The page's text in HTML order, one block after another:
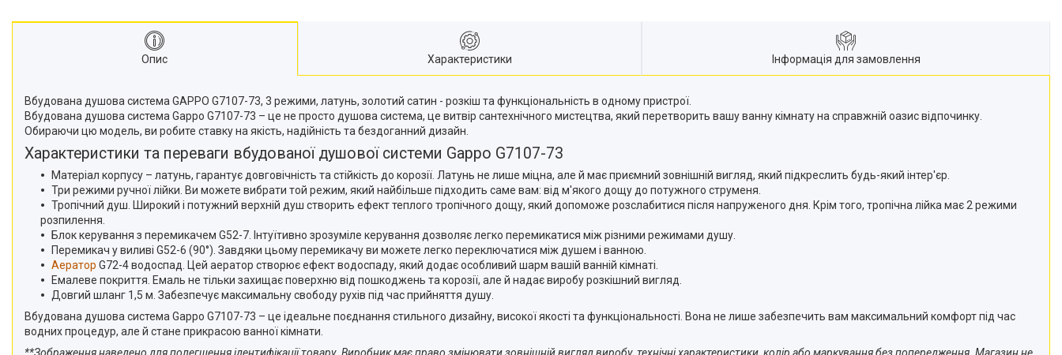
Опис Характеристики Інформація для замовлення
Вбудована душова система GAPPO G7107-73, 3 режими, латунь, золотий сатин - розкіш та функціональність в одному пристрої.
Вбудована душова система Gappo G7107-73 – це не просто душова система, це витвір сантехнічного мистецтва, який перетворить вашу ванну кімнату на справжній оазис відпочинку.
Обираючи цю модель, ви робите ставку на якість, надійність та бездоганний дизайн.
Характеристики та переваги вбудованої душової системи Gappo G7107-73
Матеріал корпусу – латунь, гарантує довговічність та стійкість до корозії. Латунь не лише міцна, але й має приємний зовнішній вигляд, який підкреслить будь-який інтер'єр.
Три режими ручної лійки. Ви можете вибрати той режим, який найбільше підходить саме вам: від м'якого дощу до потужного струменя.
Тропічний душ. Широкий і потужний верхній душ створить ефект теплого тропічного дощу, який допоможе розслабитися після напруженого дня. Крім того, тропічна лійка має 2 режими
розпилення.
Блок керування з перемикачем G52-7. Інтуїтивно зрозуміле керування дозволяє легко перемикатися між різними режимами душу.
Перемикач у виливі G52-6 (90°). Завдяки цьому перемикачу ви можете легко переключатися між душем і ванною.
Аератор G72-4 водоспад. Цей аератор створює ефект водоспаду, який додає особливий шарм вашій ванній кімнаті.
Емалеве покриття. Емаль не тільки захищає поверхню від пошкоджень та корозії, але й надає виробу розкішний вигляд.
Довгий шланг 1,5 м. Забезпечує максимальну свободу рухів під час прийняття душу.
Вбудована душова система Gappo G7107-73 – це ідеальне поєднання стильного дизайну, високої якості та функціональності. Вона не лише забезпечить вам максимальний комфорт під час
водних процедур, але й стане прикрасою ванної кімнати.